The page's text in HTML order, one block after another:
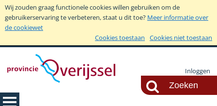
Wij zouden graag functionele cookies willen gebruiken om de
gebruikerservaring te verbeteren, staat u dit toe? Meer informatie over
de cookiewet
Cookies toestaan
Cookies niet toestaan
Inloggen